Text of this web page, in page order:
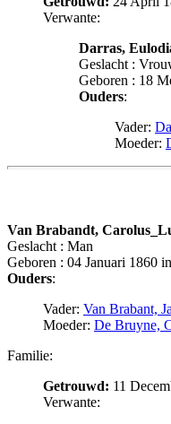
Verwante:
Darras,
Geslacht :
Geboren : 18
Ouders:
Vader:
Moeder:
Van Brabandt,
Geslacht : Man
Geboren : 04 Januari 1860
Ouders:
Vader: Van Brabant,
Moeder: De Bruyne,
Familie:
Getrouwd: 11
Verwante: